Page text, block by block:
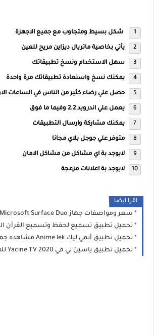
شكل بسيط ومتجاوب مع جميع الاجهزة
يأتي بخاصية ماتريال ديزاين مريح للعين
سهل الاستخدام ونسخ تطبيقاتك
يمكنك نسخ واسنعادة تطبيقاتك مرة واحدة
حصل علي رضاء كثير من الناس في الساعات
يعمل علي اندرويد 2.2 وفيما ما فوق
يمكنك مشاركة وارسال التطبيقات
متوفر علي جوجل بلاي مجانا
لايوجد بة اي مشاكل من مشاكل الامان
لايوجد بة اعلانات مزعجة
اقرا ايضا
سعر ومواصفات جهاز Microsoft Surface Duo الجديد من ميكروسوفت
تحميل تطبيق تسميع لحفظ وتسميع القرأن
تحميل تطبيق أنمي ليك Anime lek مشاهده جميع افلام الانمي للاندرويد 2020
تحميل تطبيق ياسين تي في Yacine TV 2020 للاندرويد والكمبيوتر اخر اصدار